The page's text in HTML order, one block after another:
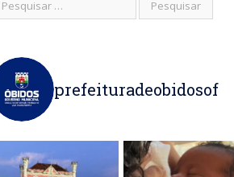
prefeituradeobidosof